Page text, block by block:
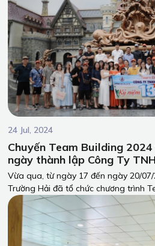
24 Jul, 2024
Chuyến Team Building
ngày thành lập Công Ty
Vừa qua, từ ngày 17 đến ngày 20/
Trường Hải đã tổ chức chương trình
kiện kỷ niệm 13 năm ngày thành lập
trong những hòn đảo xinh đẹp và nổi
Chuyến đi đã mang đến nhiều trải
nghĩa cho toàn thể nhân viên.